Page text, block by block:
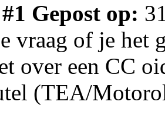
Gepost op:
vraag of je het
over een CC
(TEA/